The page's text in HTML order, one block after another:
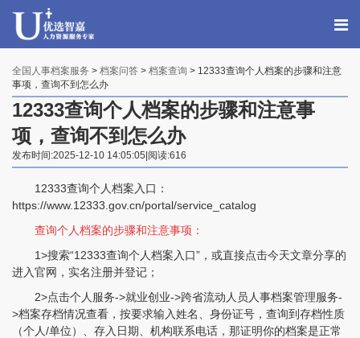
全国人事档案服务 > 档案问答 > 档案查询 > 12333查询个人档案的步骤和注意
事项，查询不到怎么办
12333查询个人档案的步骤和注意事
项，查询不到怎么办
发布时间:2025-12-10 14:05:05|阅读:616
12333查询个人档案入口：
https://www.12333.gov.cn/portal/service_catalog
查询个人档案的步骤和注意事项：
1>搜索“12333查询个人档案入口”，或直接点击今天文章分享的
进入官网，实名注册并登记；
2>点击个人服务->就业创业->跨省流动人员人事档案管理服务-
>档案存档情况查看，按要求输入姓名、身份证号，查询到存档性质
（个人/单位）、存入日期、机构联系电话，那证明你的档案是正常